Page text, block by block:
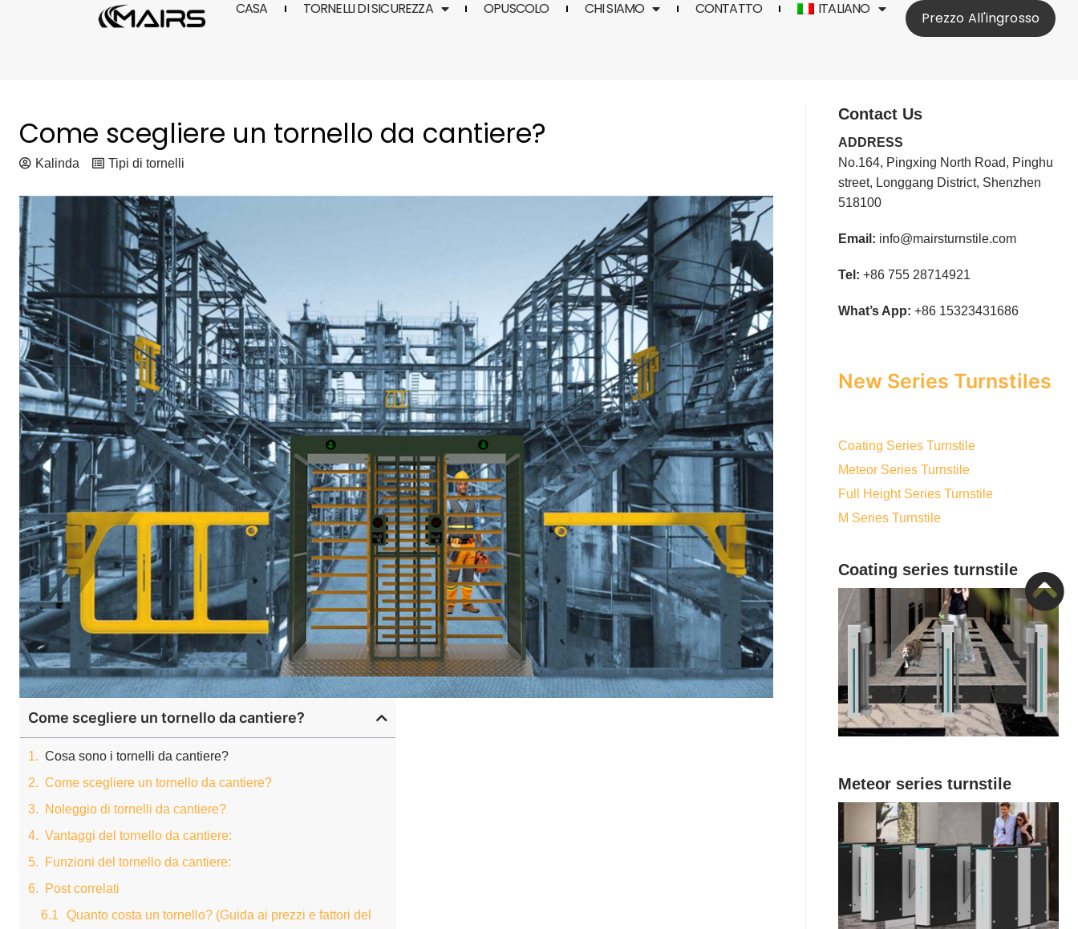
CASA TORNELLI DI SICUREZZA OPUSCOLO CHI SIAMO CONTATTO ITALIANO
Prezzo All'ingrosso
Come scegliere un tornello da cantiere?
Kalinda Tipi di tornelli
Come scegliere un tornello da cantiere?
Cosa sono i tornelli da cantiere?
Come scegliere un tornello da cantiere?
Noleggio di tornelli da cantiere?
Vantaggi del tornello da cantiere:
Funzioni del tornello da cantiere:
Post correlati
Quanto costa un tornello? (Guida ai prezzi e fattori del
Contact Us
ADDRESS
No.164, Pingxing North Road, Pinghu
street, Longgang District, Shenzhen
518100
Email: info@mairsturnstile.com
Tel: +86 755 28714921
What’s App: +86 15323431686
New Series Turnstiles
Coating Series Turnstile
Meteor Series Turnstile
Full Height Series Turnstile
M Series Turnstile
Coating series turnstile
Meteor series turnstile